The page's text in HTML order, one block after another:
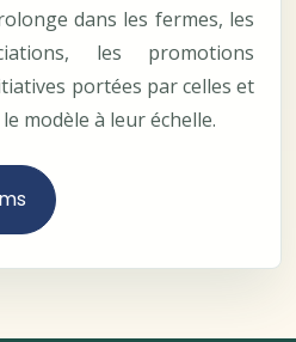
dans les fermes, les
les promotions
portées par celles et
modèle à leur échelle.